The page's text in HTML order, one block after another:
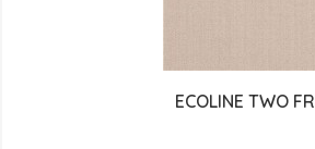
ECOLINE TWO FR